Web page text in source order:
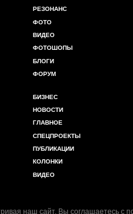
РЕЗОНАНС
ФОТО
ВИДЕО
ФОТОШОПЫ
БЛОГИ
ФОРУМ
БИЗНЕС
НОВОСТИ
ГЛАВНОЕ
СПЕЦПРОЕКТЫ
ПУБЛИКАЦИИ
КОЛОНКИ
ВИДЕО
наш сайт, Вы соглашаетесь с